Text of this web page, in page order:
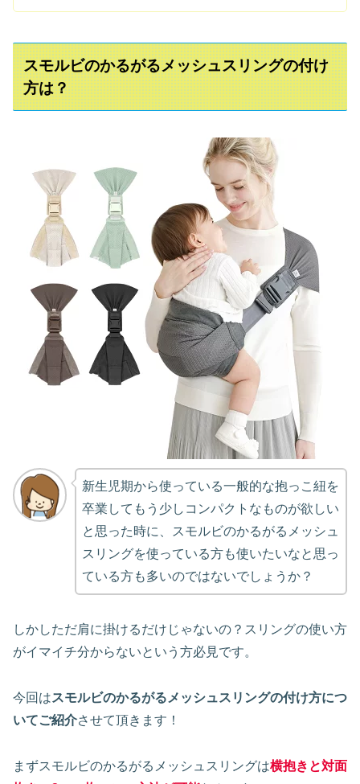
スモルビのかるがるメッシュスリングの付け
方は？
新生児期から使っている一般的な抱っこ紐を
卒業してもう少しコンパクトなものが欲しい
と思った時に、スモルビのかるがるメッシュ
スリングを使っている方も使いたいなと思っ
ている方も多いのではないでしょうか？
しかしただ肩に掛けるだけじゃないの？スリングの使い方
がイマイチ分からないという方必見です。
今回はスモルビのかるがるメッシュスリングの付け方につ
いてご紹介させて頂きます！
まずスモルビのかるがるメッシュスリングは横抱きと対面